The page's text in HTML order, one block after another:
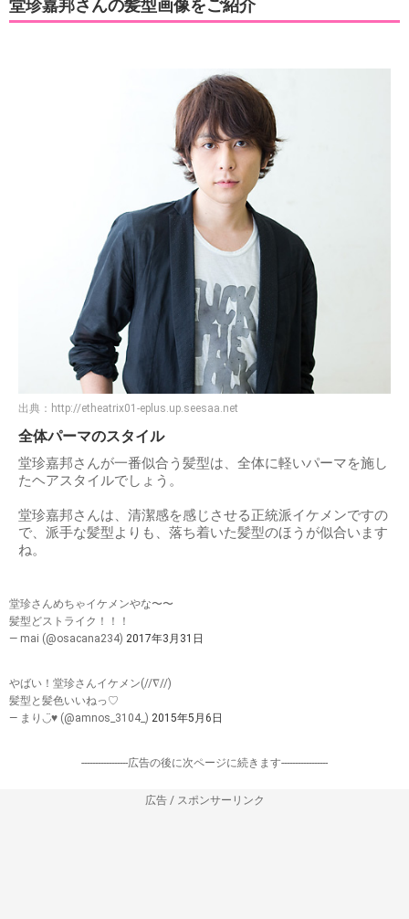
堂珍嘉邦さんの髪型画像をご紹介
出典： http://etheatrix01-eplus.up.seesaa.net
全体パーマのスタイル
堂珍嘉邦さんが一番似合う髪型は、全体に軽いパーマを施し
たヘアスタイルでしょう。
堂珍嘉邦さんは、清潔感を感じさせる正統派イケメンですの
で、派手な髪型よりも、落ち着いた髪型のほうが似合います
ね。
堂珍さんめちゃイケメンやな〜〜
髪型どストライク！！！
— mai (@osacana234) 2017年3月31日
やばい！堂珍さんイケメン(//∇//)
髪型と髪色いいねっ♡
— まり◡̈♥︎ (@amnos_3104_) 2015年5月6日
-----------------広告の後に次ページに続きます-----------------
広告 / スポンサーリンク